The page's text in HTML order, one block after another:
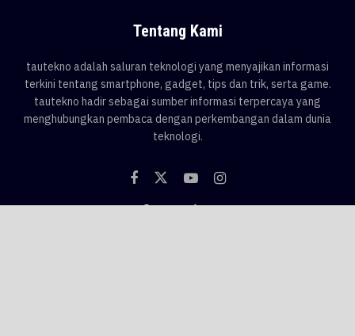
Tentang Kami
tautekno adalah saluran teknologi yang menyajikan informasi
terkini tentang smartphone, gadget, tips dan trik, serta game.
tautekno hadir sebagai sumber informasi terpercaya yang
menghubungkan pembaca dengan perkembangan dalam dunia
teknologi.
Categories